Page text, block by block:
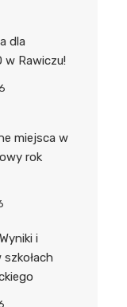
dla
w Rawiczu!
miejsca w
rok
i